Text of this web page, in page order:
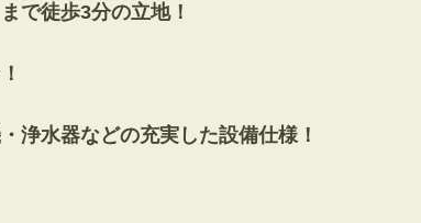
で徒歩3分の立地！
浄水器などの充実した設備仕様！